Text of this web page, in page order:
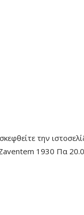
την
1930 Πα